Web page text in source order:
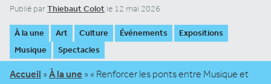
Publié parThiebaut Colot le 12 mai 2026
À la une Art Culture Événements
Expositions
Musique
Spectacles
Accueil » À la une » « Renforcer les ponts entre Musique et